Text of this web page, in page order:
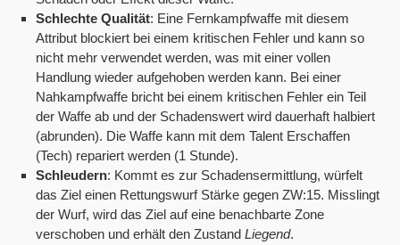
Schlechte Qualität: Eine Fernkampfwaffe mit diesem
Attribut blockiert bei einem kritischen Fehler und kann so
nicht mehr verwendet werden, was mit einer vollen
Handlung wieder aufgehoben werden kann. Bei einer
Nahkampfwaffe bricht bei einem kritischen Fehler ein Teil
der Waffe ab und der Schadenswert wird dauerhaft halbiert
(abrunden). Die Waffe kann mit dem Talent Erschaffen
(Tech) repariert werden (1 Stunde).
Schleudern: Kommt es zur Schadensermittlung, würfelt
das Ziel einen Rettungswurf Stärke gegen ZW:15. Misslingt
der Wurf, wird das Ziel auf eine benachbarte Zone
verschoben und erhält den Zustand Liegend.